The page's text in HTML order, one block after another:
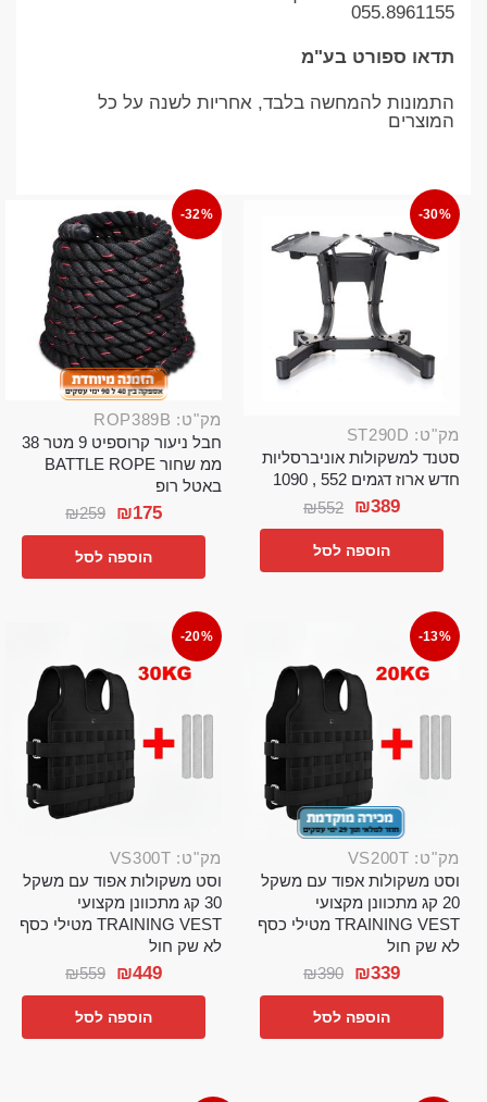
055.8961155
תדאו ספורט בע"מ
התמונות להמחשה בלבד, אחריות לשנה על כל
המוצרים
-30%
מק"ט: ST290D
סטנד למשקולות אוניברסליות
חדש ארוז דגמים 552 , 1090
₪552 ₪389
הוספה לסל
-32%
מק"ט: ROP389B
חבל ניעור קרוספיט 9 מטר 38
ממ שחור BATTLE ROPE
באטל רופ
₪259 ₪175
הוספה לסל
-13%
מק"ט: VS200T
וסט משקולות אפוד עם משקל
20 קג מתכוונן מקצועי
TRAINING VEST מטילי כסף
לא שק חול
₪390 ₪339
הוספה לסל
-20%
מק"ט: VS300T
וסט משקולות אפוד עם משקל
30 קג מתכוונן מקצועי
TRAINING VEST מטילי כסף
לא שק חול
₪559 ₪449
הוספה לסל